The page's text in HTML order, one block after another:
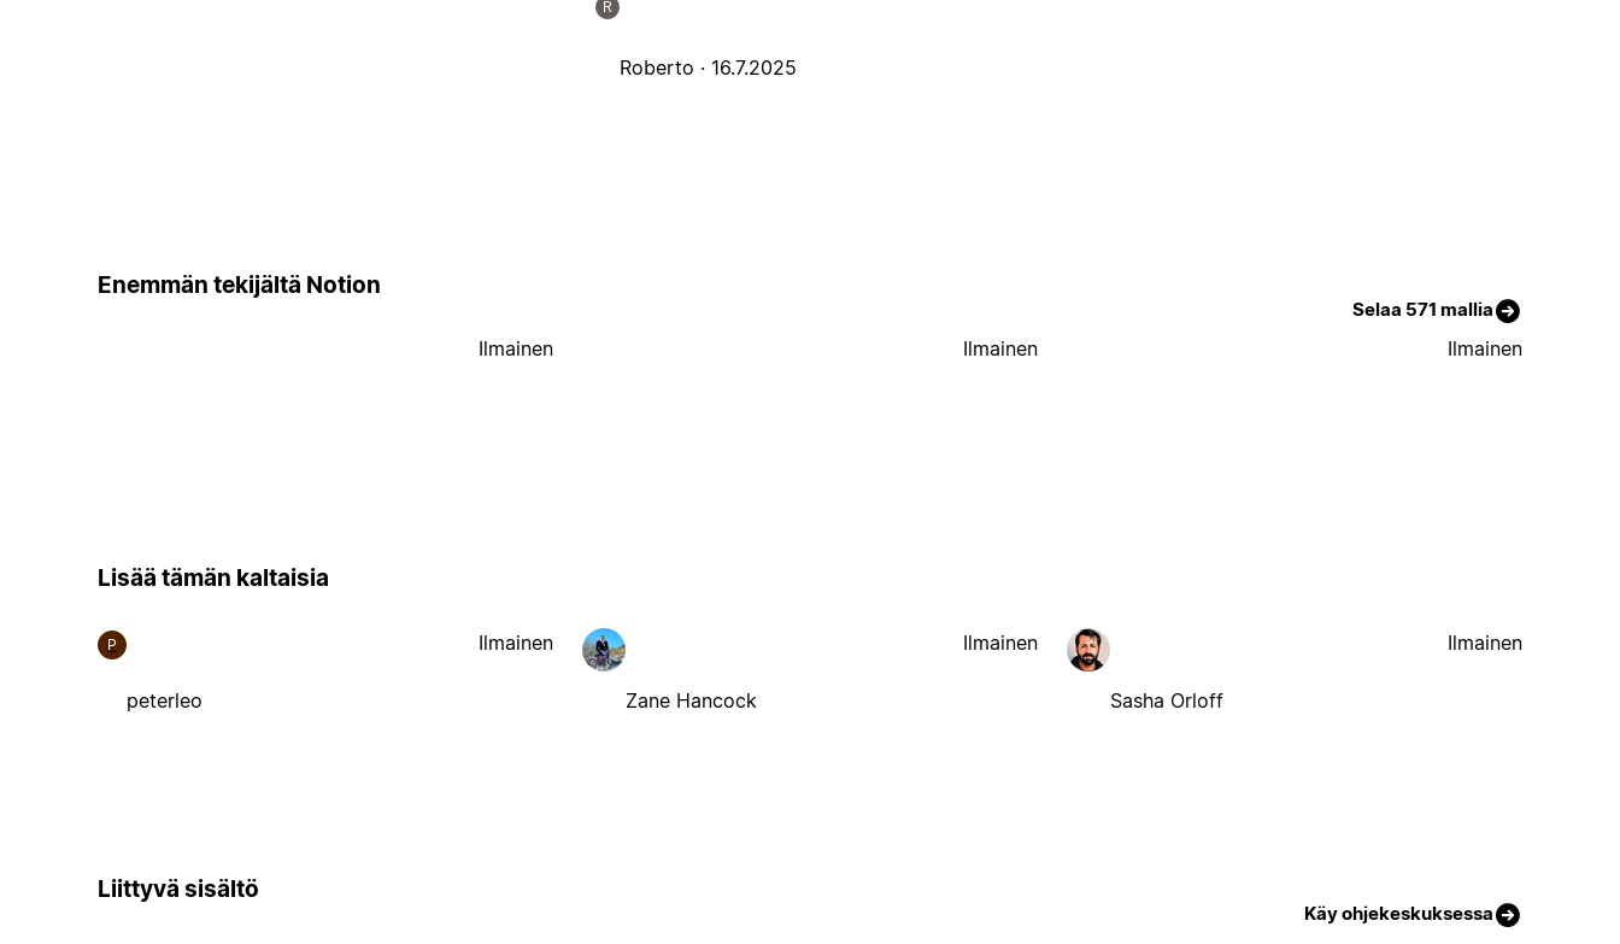
R
Roberto · 16.7.2025
Enemmän tekijältä Notion
Selaa 571 mallia
Ilmainen Ilmainen Ilmainen
Lisää tämän kaltaisia
P
peterleo
Ilmainen
Zane Hancock
Ilmainen
Sasha Orloff
Ilmainen
Liittyvä sisältö
Käy ohjekeskuksessa